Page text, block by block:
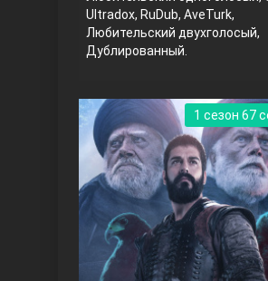
Три сестры
Ветреный холм
Ultradox, RuDub, AveTurk,
Любительский двухголосый,
Дублированный.
1 сезон 67